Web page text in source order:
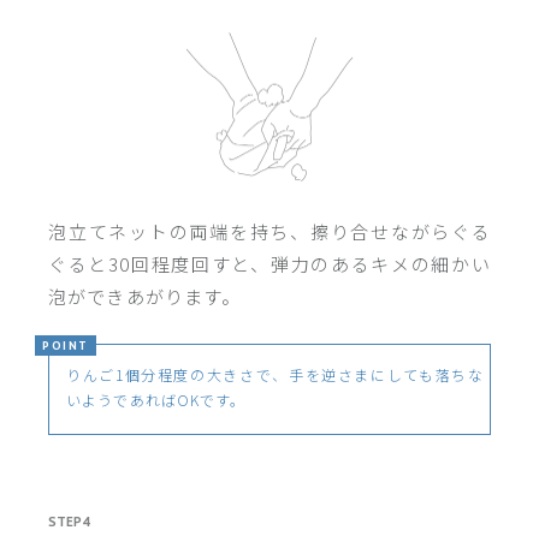
泡立てネットの両端を持ち、擦り合せながらぐる
ぐると30回程度回すと、弾力のあるキメの細かい
泡ができあがります。
POINT
りんご1個分程度の大きさで、手を逆さまにしても落ちな
いようであればOKです。
STEP4